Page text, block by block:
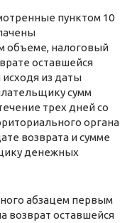
пунктом 10
объеме, налоговый
оставшейся
из даты
сумм
трех дней со
органа
возврата и сумме
денежных
абзацем первым
возврат оставшейся